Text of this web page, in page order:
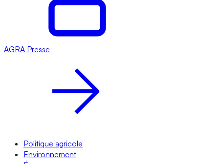
AGRA Presse
Politique agricole
Environnement